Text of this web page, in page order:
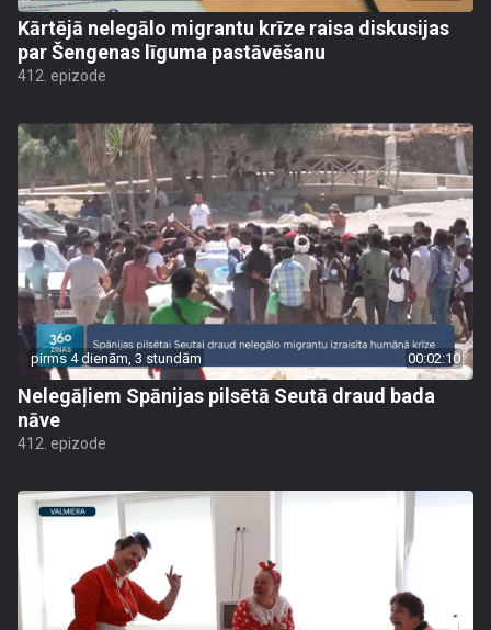
Kārtējā nelegālo migrantu krīze raisa diskusijas
par Šengenas līguma pastāvēšanu
412. epizode
pirms 4 dienām, 3 stundām 00:02:10
Nelegāļiem Spānijas pilsētā Seutā draud bada
nāve
412. epizode